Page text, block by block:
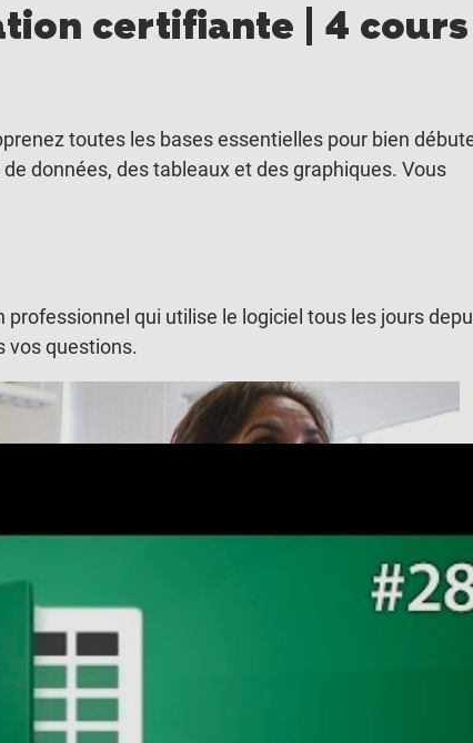
certifiante | 4 cours
toutes les bases essentielles pour bien
données, des tableaux et des graphiques. Vous
qui utilise le logiciel tous les jours
vos questions.